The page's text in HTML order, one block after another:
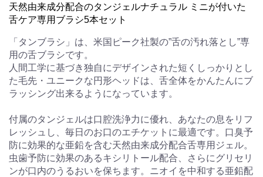
天然由来成分配合のタンジェルナチュラル ミニが付いた
舌ケア専用ブラシ5本セット
「タンブラシ」は、米国ピーク社製の”舌の汚れ落とし”専
用の舌ブラシです。
人間工学に基づき独自にデザインされた短くしっかりとし
た毛先・ユニークな円形ヘッドは、舌全体をかんたんにブ
ラッシング出来るようになっています。
付属のタンジェルは口腔洗浄力に優れ、あなたの息をリフ
レッシュし、毎日のお口のエチケットに最適です。口臭予
防に効果的な亜鉛を含む天然由来成分配合舌専用ジェル。
虫歯予防に効果のあるキシリトール配合、さらにグリセリ
ンが口内のうるおいを保ちます。ニオイを中和する亜鉛配